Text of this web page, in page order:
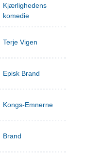
Kjærlighedens
komedie
Terje Vigen
Episk Brand
Kongs-Emnerne
Brand